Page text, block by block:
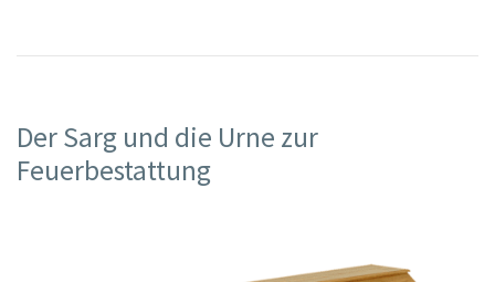
Der Sarg und die Urne zur
Feuerbestattung